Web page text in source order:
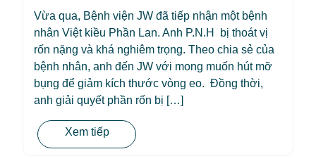
Vừa qua, Bệnh viện JW đã tiếp nhận một bệnh
nhân Việt kiều Phần Lan. Anh P.N.H bị thoát vị
rốn nặng và khá nghiêm trọng. Theo chia sẻ của
bệnh nhân, anh đến JW với mong muốn hút mỡ
bụng để giảm kích thước vòng eo. Đồng thời,
anh giải quyết phần rốn bị […]
Xem tiếp